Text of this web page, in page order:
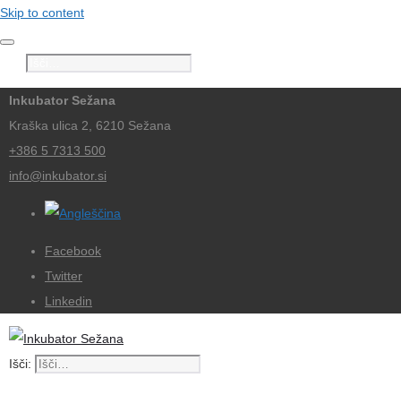
Skip to content
Inkubator Sežana
Kraška ulica 2, 6210 Sežana
+386 5 7313 500
info@inkubator.si
Facebook
Twitter
Linkedin
Išči: